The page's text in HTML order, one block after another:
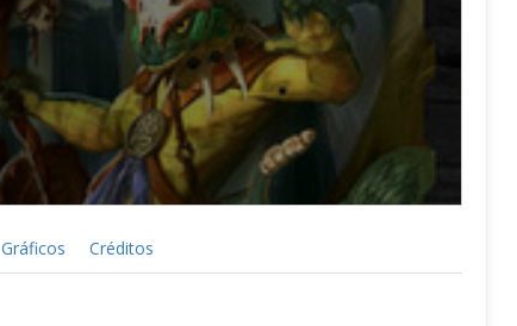
Gráficos Créditos